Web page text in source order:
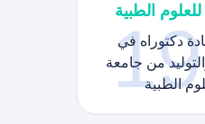
الطبية
دكتوراه في
من جامعة
الطبية